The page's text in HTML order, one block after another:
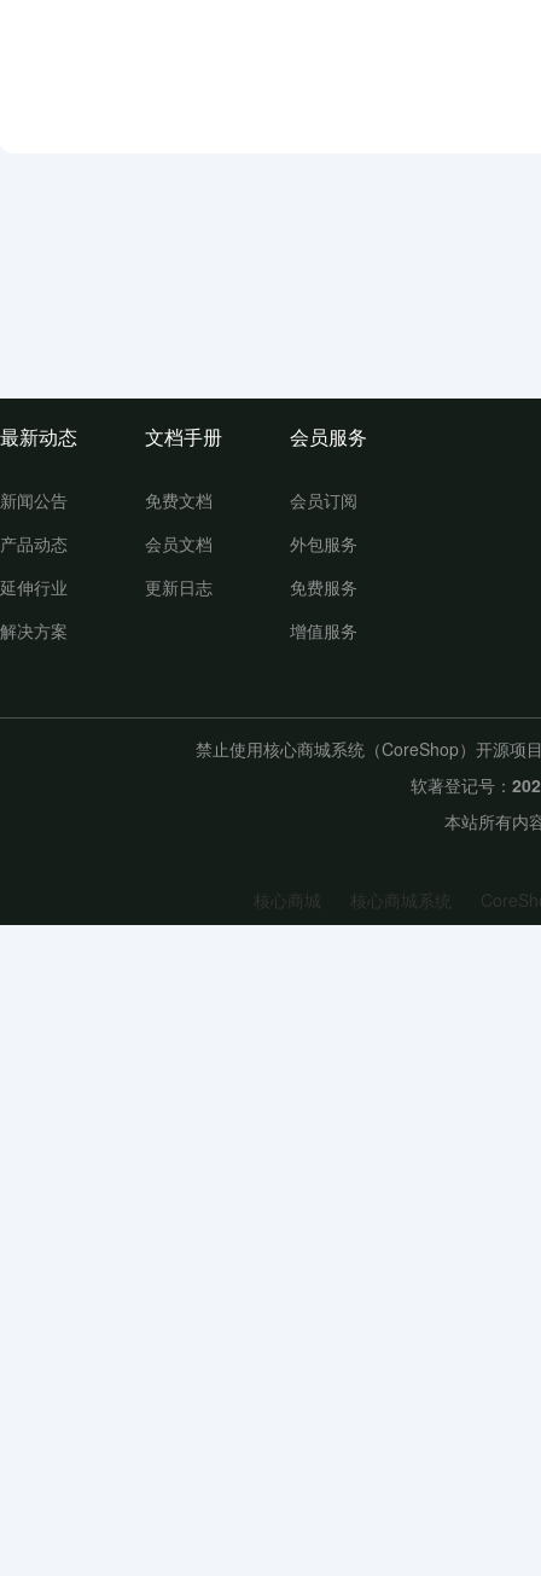
最新动态
新闻公告
产品动态
延伸行业
解决方案
文档手册
免费文档
会员文档
更新日志
会员服务
会员订阅
外包服务
免费服务
增值服务
禁止使用核心商城系统（CoreShop）开源项
软著登记号：
本站所有内
核心商城 核心商城系统